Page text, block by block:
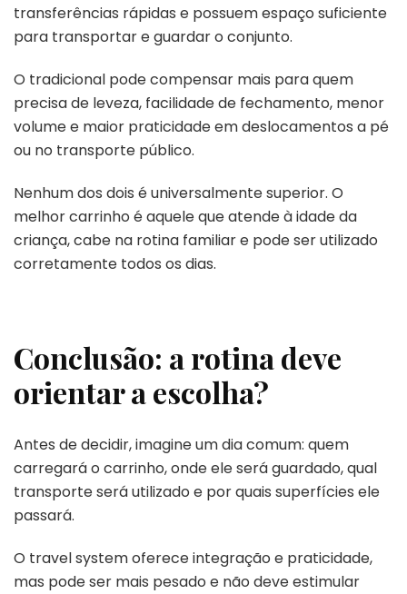
transferências rápidas e possuem espaço suficiente
para transportar e guardar o conjunto.
O tradicional pode compensar mais para quem
precisa de leveza, facilidade de fechamento, menor
volume e maior praticidade em deslocamentos a pé
ou no transporte público.
Nenhum dos dois é universalmente superior. O
melhor carrinho é aquele que atende à idade da
criança, cabe na rotina familiar e pode ser utilizado
corretamente todos os dias.
Conclusão: a rotina deve
orientar a escolha?
Antes de decidir, imagine um dia comum: quem
carregará o carrinho, onde ele será guardado, qual
transporte será utilizado e por quais superfícies ele
passará.
O travel system oferece integração e praticidade,
mas pode ser mais pesado e não deve estimular